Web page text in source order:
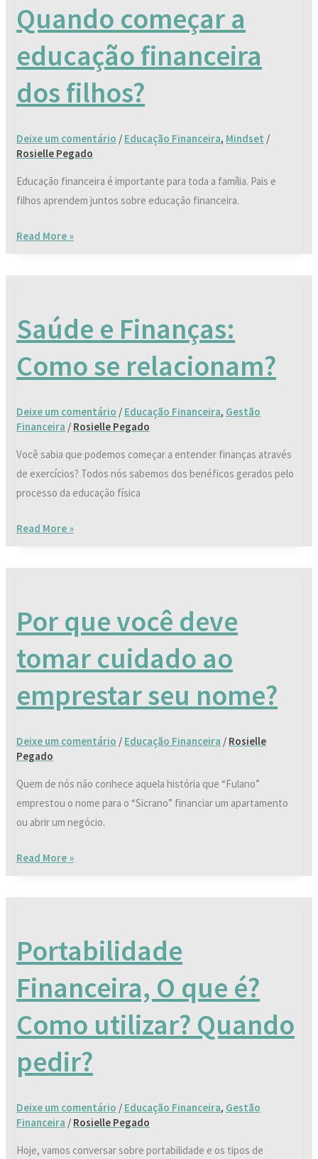
Quando começar a
educação financeira
dos filhos?
Deixe um comentário / Educação Financeira, Mindset /
Rosielle Pegado
Educação financeira é importante para toda a família. Pais e
filhos aprendem juntos sobre educação financeira.
a
educação
financeira
dos
filhos?
Read More »
Saúde e Finanças:
Como se relacionam?
Deixe um comentário / Educação Financeira, Gestão
Financeira / Rosielle Pegado
Você sabia que podemos começar a entender finanças através
de exercícios? Todos nós sabemos dos benéficos gerados pelo
processo da educação física
Finanças:
Como
se
relacionam?
Read More »
Por que você deve
tomar cuidado ao
emprestar seu nome?
Deixe um comentário / Educação Financeira / Rosielle
Pegado
Quem de nós não conhece aquela história que “Fulano”
emprestou o nome para o “Sicrano” financiar um apartamento
ou abrir um negócio.
você
deve
tomar
cuidado
ao
emprestar
nome?
Read More »
Portabilidade
Financeira, O que é?
Como utilizar? Quando
pedir?
Deixe um comentário / Educação Financeira, Gestão
Financeira / Rosielle Pegado
Hoje, vamos conversar sobre portabilidade e os tipos de
O
que
é?
Como
utilizar?
Quando
pedir?